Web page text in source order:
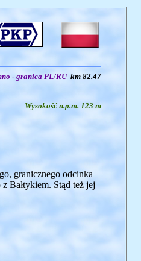
- granica PL/RU km 82.47
Wysokość n.p.m. 123 m
granicznego odcinka
Bałtykiem. Stąd też jej